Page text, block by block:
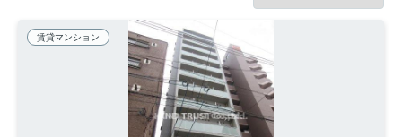
賃貸マンション